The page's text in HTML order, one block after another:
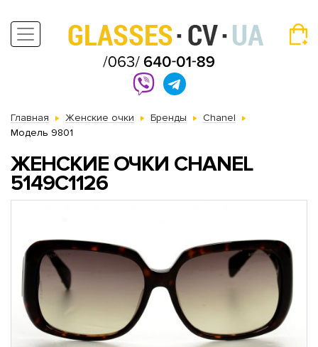
Главная Женские очки Бренды
Chanel
Модель 9801
ЖЕНСКИЕ ОЧКИ CHANEL
5149C1126